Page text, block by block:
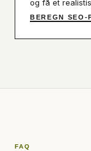
og få et
BEREGN SEO-
FAQ